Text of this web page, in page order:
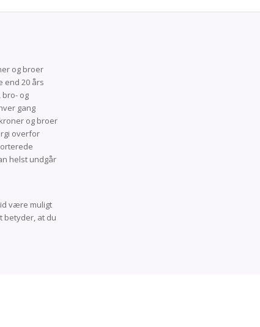
og broer
end 20 års
bro- og
gang
og broer
overfor
helst undgår
være muligt
betyder, at du